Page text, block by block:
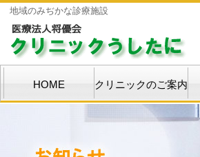
地域のみぢかな診療施設
HOME クリニックのご案内